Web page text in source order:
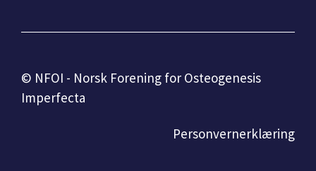
© NFOI - Norsk Forening for Osteogenesis
Imperfecta
Personvernerklæring